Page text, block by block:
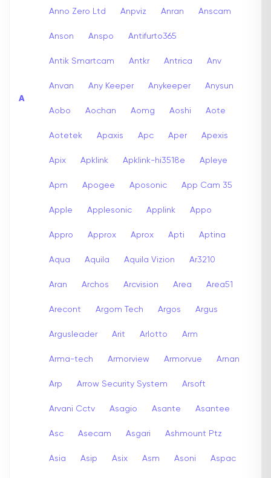
A
Anno Zero Ltd Anpviz Anran Anscam
Anson Anspo Antifurto365
Antik Smartcam Antkr Antrica Anv
Anvan Any Keeper Anykeeper Anysun
Aobo Aochan Aomg Aoshi Aote
Aotetek Apaxis Apc Aper Apexis
Apix Apklink Apklink-hi3518e Apleye
Apm Apogee Aposonic App Cam 35
Apple Applesonic Applink Appo
Appro Approx Aprox Apti Aptina
Aqua Aquila Aquila Vizion Ar3210
Aran Archos Arcvision Area Area51
Arecont Argom Tech Argos Argus
Argusleader Arit Arlotto Arm
Arma-tech Armorview Armorvue Arnan
Arp Arrow Security System Arsoft
Arvani Cctv Asagio Asante Asantee
Asc Asecam Asgari Ashmount Ptz
Asia Asip Asix Asm Asoni Aspac